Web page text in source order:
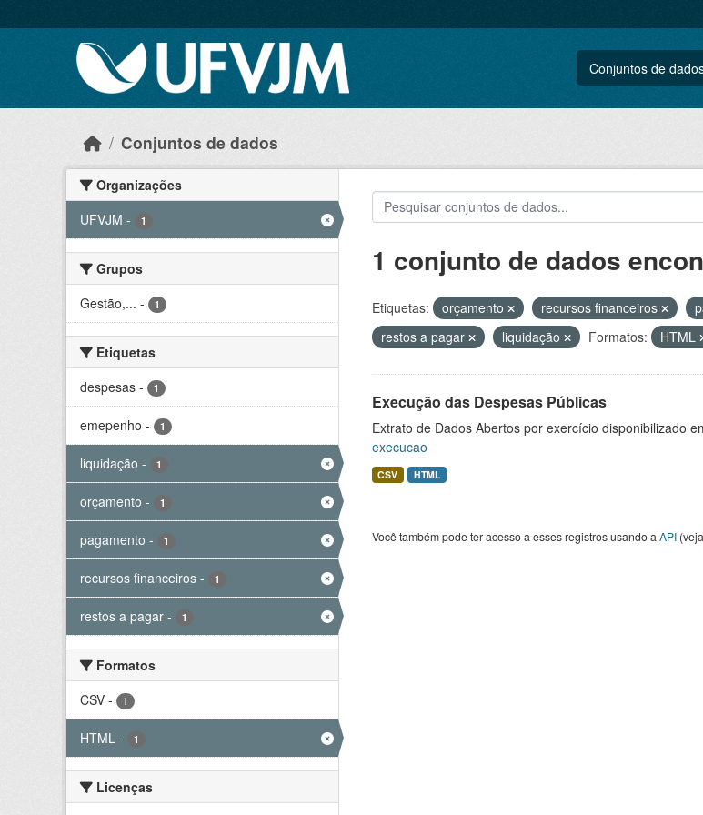
Conjuntos de
Conjuntos de dados
Organizações
UFVJM - 1
Grupos
Gestão,... - 1
Etiquetas
despesas - 1
emepenho - 1
liquidação - 1
orçamento - 1
pagamento - 1
recursos financeiros - 1
restos a pagar - 1
Formatos
CSV - 1
HTML - 1
Licenças
1 conjunto de dados
Etiquetas: orçamento recursos financeiros
restos a pagar
liquidação Formatos: HTML
Execução das Despesas Públicas
Extrato de Dados Abertos por exercício disponibilizado
execucao
CSV HTML
Você também pode ter acesso a esses registros usando a API(veja